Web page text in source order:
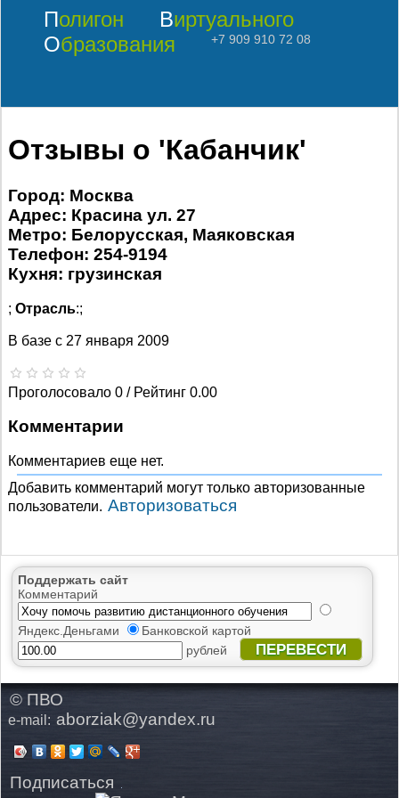
Полигон
Виртуального
Образования
+7 909 910 72 08
Отзывы о 'Кабанчик'
Город: Москва
Адрес: Красина ул. 27
Метро: Белорусская, Маяковская
Телефон: 254-9194
Кухня: грузинская
; Отрасль:;
В базе с 27 января 2009
Проголосовало 0 / Рейтинг 0.00
Комментарии
Комментариев еще нет.
Добавить комментарий могут только авторизованные
пользователи. Авторизоваться
Поддержать сайт
Комментарий
Яндекс.Деньгами
Банковской картой
рублей
ПЕРЕВЕСТИ
© ПВО
e-mail: aborziak@yandex.ru
Подписаться